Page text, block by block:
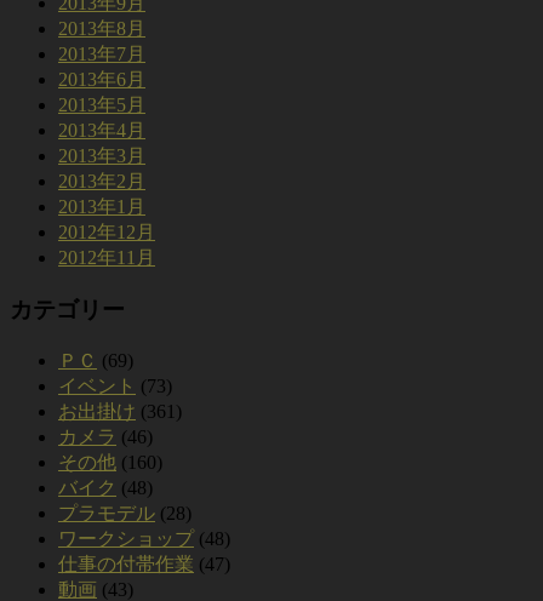
2013年8月
2013年7月
2013年6月
2013年5月
2013年4月
2013年3月
2013年2月
2013年1月
2012年12月
2012年11月
カテゴリー
ＰＣ (69)
イベント (73)
お出掛け (361)
カメラ (46)
その他 (160)
バイク (48)
プラモデル (28)
ワークショップ(48)
仕事の付帯作業 (47)
動画 (43)